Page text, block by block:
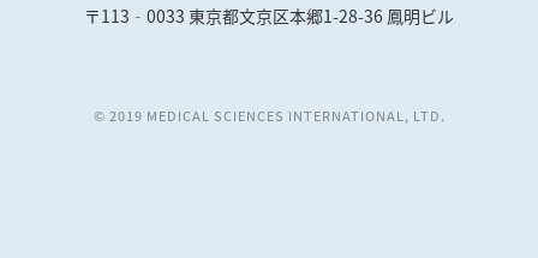
〒113‐0033 東京都文京区本郷1-28-36 鳳明ビル
© 2019 MEDICAL SCIENCES INTERNATIONAL, LTD.